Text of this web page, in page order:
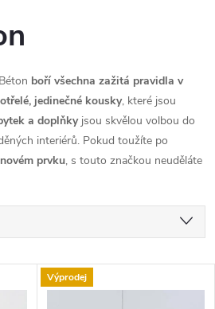
boří všechna zažitá pravidla v
jedinečné kousky, které jsou
a doplňkyjsou skvělou volbou do
interiérů. Pokud toužíte po
prvku, s touto značkou neuděláte
Výprodej